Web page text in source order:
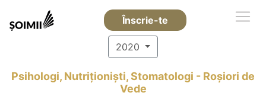
Înscrie-te
2020
Psihologi, Nutriționiști, Stomatologi - Roşiori de
Vede